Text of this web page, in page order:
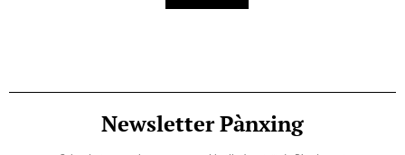
Newsletter Pànxing